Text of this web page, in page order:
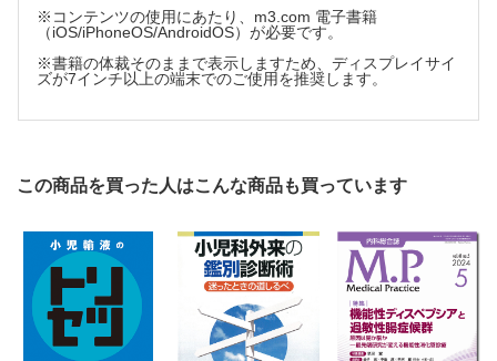
20 外来でできる心理検査
Ⅷ．治 療
22 起立性調節障害の生活指導（日常生活の工夫，非薬物療法
24 環境調整
26 難治性ケースの専門医への紹介はどうすればよいか
27 長期フォローケースの実際
Ⅸ．より良い診療を目指して
28 小児科医以外と専門家との協力
※コンテンツの使用にあたり、m3.com 電子書籍
（iOS/iPhoneOS/AndroidOS）が必要です。
※書籍の体裁そのままで表示しますため、ディスプレイサイ
ズが7インチ以上の端末でのご使用を推奨します。
この商品を買った人はこんな商品も買っています